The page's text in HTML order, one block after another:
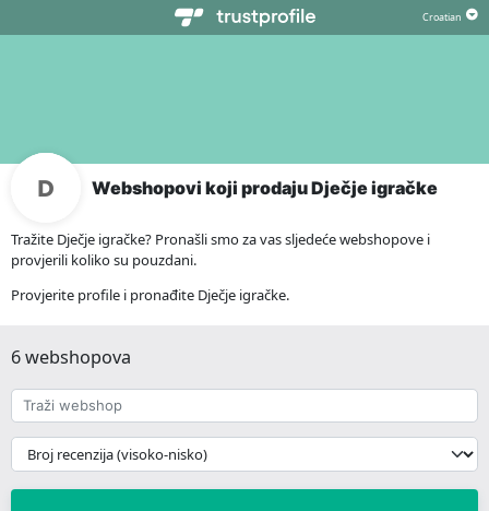
Webshopovi koji prodaju Dječje igračke
Tražite Dječje igračke? Pronašli smo za vas sljedeće webshopove i
provjerili koliko su pouzdani.
Provjerite profile i pronađite Dječje igračke.
6 webshopova
Traži
webshop
{{
__('Sort')
}}